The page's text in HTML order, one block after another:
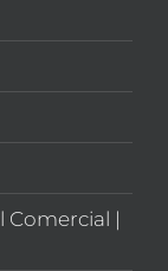
Comercial |